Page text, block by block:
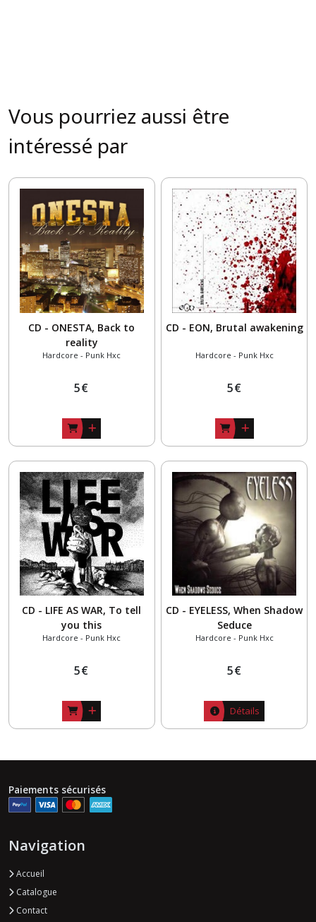
Vous pourriez aussi être
intéressé par
CD - ONESTA, Back to
reality
Hardcore - Punk Hxc
5€
CD - EON, Brutal awakening
Hardcore - Punk Hxc
5€
CD - LIFE AS WAR, To tell
you this
Hardcore - Punk Hxc
5€
CD - EYELESS, When Shadow
Seduce
Hardcore - Punk Hxc
5€
Détails
Paiements sécurisés
Navigation
Accueil
Catalogue
Contact